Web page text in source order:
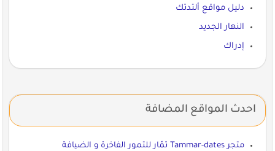
دليل مواقع ألتدتك
النهار الجديد
إدراك
احدث المواقع المضافة
متجر Tammar-dates تمّار للتمور الفاخرة و الضيافة